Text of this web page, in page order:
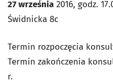
27 września 2016, godz.
Świdnicka 8c
Termin rozpoczęcia
Termin zakończenia
r.